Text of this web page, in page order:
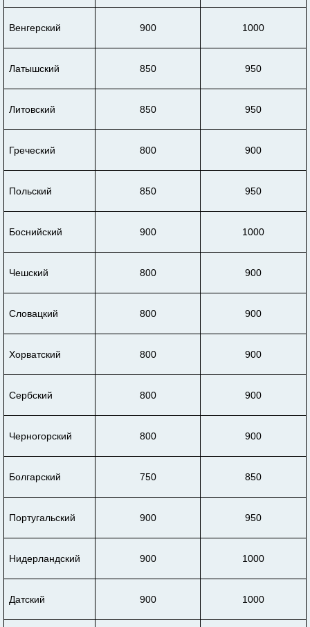
Венгерский 900 1000
Латышский 850 950
Литовский 850 950
Греческий 800 900
Польский 850 950
Боснийский 900 1000
Чешский 800 900
Словацкий 800 900
Хорватский 800 900
Сербский 800 900
Черногорский 800 900
Болгарский 750 850
Португальский 900 950
Нидерландский 900 1000
Датский 900 1000